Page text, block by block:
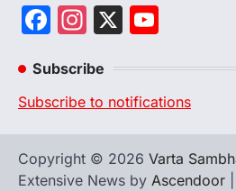
Facebook
Instagram
X
Subscribe
Subscribe to notifications
Copyright © 2026 Varta
Extensive News by Ascendoor